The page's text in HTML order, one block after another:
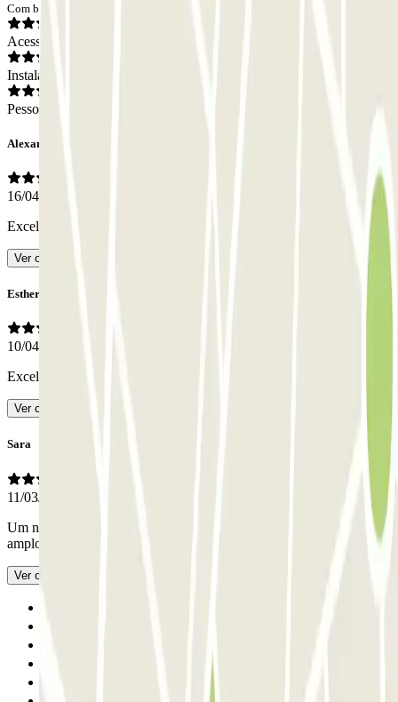
Com base em 13 opiniões
Acesso
Instalações
Pessoal
Alexander
16/04/2026
Excelente, seguro e espaçoso
Ver original
Esther
10/04/2026
Excelente
Ver original
Sara
11/03/2026
Um novo estacionamento de acesso muito fácil e com lugares muito
amplos. Tudo perfeito.
Ver original